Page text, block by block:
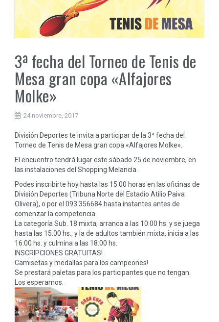
3ª fecha del Torneo de Tenis de
Mesa gran copa «Alfajores
Molke»
24 noviembre, 2017
División Deportes te invita a participar de la 3ª fecha del
Torneo de Tenis de Mesa gran copa «Alfajores Molke».
El encuentro tendrá lugar este sábado 25 de noviembre, en
las instalaciones del Shopping Melancía.
Podes inscribirte hoy hasta las 15:00 horas en las oficinas de
División Deportes (Tribuna Norte del Estadio Atilio Paiva
Olivera), o por el 093 356684 hasta instantes antes de
comenzar la competencia.
La categoría Sub. 18 mixta, arranca a las 10:00 hs. y se juega
hasta las 15:00 hs., y la de adultos también mixta, inicia a las
16:00 hs. y culmina a las 18:00 hs.
INSCRIPCIONES GRATUITAS!
Camisetas y medallas para los campeones!
Se prestará paletas para los participantes que no tengan.
Los esperamos.